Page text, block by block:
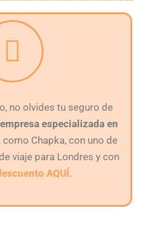
no olvides tu seguro de
especializada en
como Chapka, con uno de
viaje para Londres y con
AQUÍ.